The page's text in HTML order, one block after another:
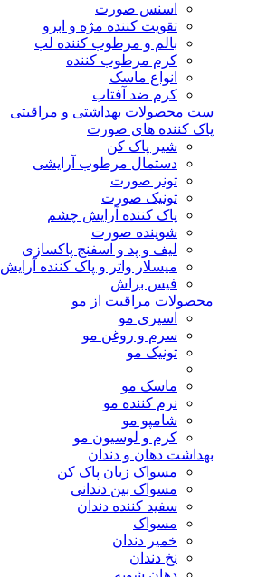
اسنس صورت
تقویت کننده مژه و ابرو
بالم و مرطوب کننده لب
کرم مرطوب کننده
انواع ماسک
کرم ضد آفتاب
ست محصولات بهداشتی و مراقبتی
پاک کننده های صورت
شیر پاک کن
دستمال مرطوب آرایشی
تونر صورت
تونیک صورت
پاک کننده آرایش چشم
شوینده صورت
لیف و پد و اسفنج پاکسازی
میسلار واتر و پاک کننده آرایش
فیس براش
محصولات مراقبت از مو
اسپری مو
سرم و روغن مو
تونیک مو
ماسک مو
نرم کننده مو
شامپو مو
کرم و لوسیون مو
بهداشت دهان و دندان
مسواک زبان پاک کن
مسواک بین دندانی
سفید کننده دندان
مسواک
خمیر دندان
نخ دندان